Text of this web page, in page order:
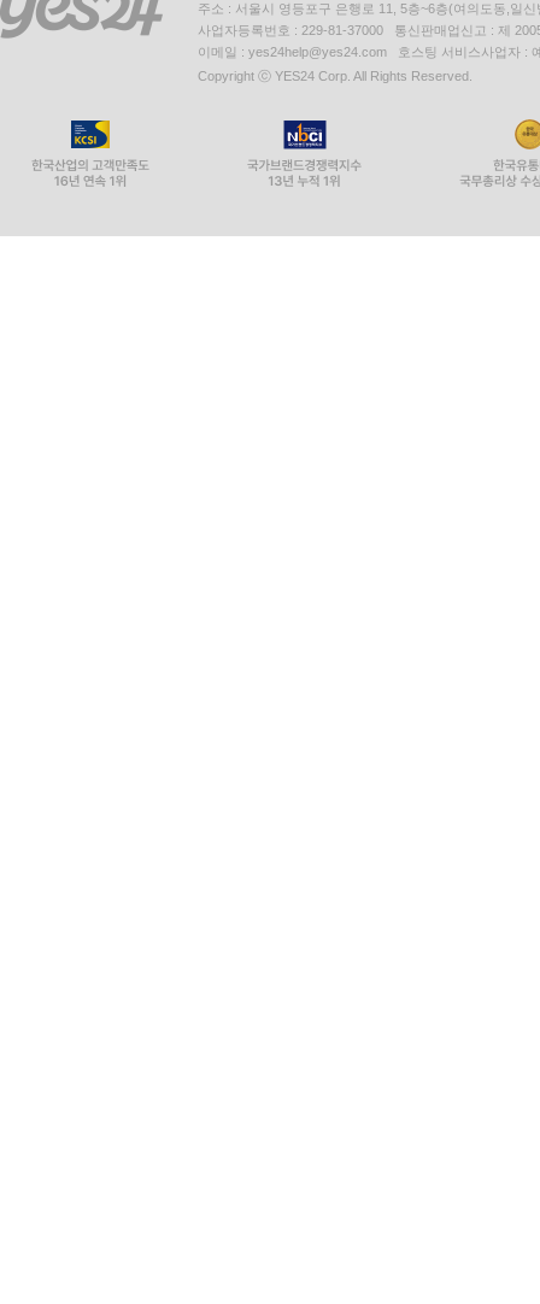
주소 : 서울시 영등포구 은행로 11, 5층~6층(여의도동,일신
사업자등록번호 : 229-81-37000 통신판매업신고 : 제
이메일 : yes24help@yes24.com 호스팅 서비스사업자 :
Copyright ⓒ YES24 Corp. All Rights Reserved.